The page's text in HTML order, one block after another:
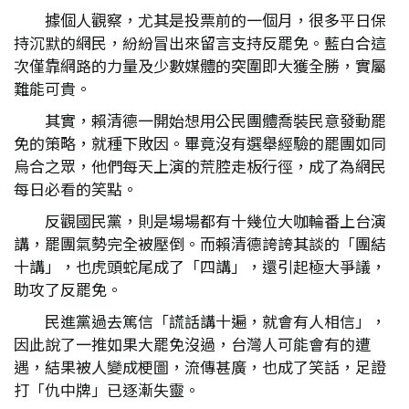
據個人觀察，尤其是投票前的一個月，很多平日保
持沉默的網民，紛紛冒出來留言支持反罷免。藍白合這
次僅靠網路的力量及少數媒體的突圍即大獲全勝，實屬
難能可貴。
其實，賴清德一開始想用公民團體喬裝民意發動罷
免的策略，就種下敗因。畢竟沒有選舉經驗的罷團如同
烏合之眾，他們每天上演的荒腔走板行徑，成了為網民
每日必看的笑點。
反觀國民黨，則是場場都有十幾位大咖輪番上台演
講，罷團氣勢完全被壓倒。而賴清德誇誇其談的「團結
十講」，也虎頭蛇尾成了「四講」，還引起極大爭議，
助攻了反罷免。
民進黨過去篤信「謊話講十遍，就會有人相信」，
因此說了一推如果大罷免沒過，台灣人可能會有的遭
遇，結果被人變成梗圖，流傳甚廣，也成了笑話，足證
打「仇中牌」已逐漸失靈。